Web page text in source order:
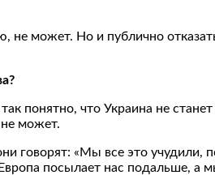
может. Но и публично
понятно, что Украина не
не может.
говорят: «Мы все это
посылает нас подальше, а